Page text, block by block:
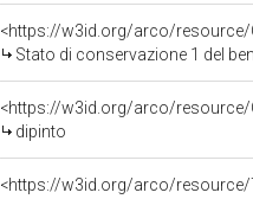
<https://w3id.org/arco/
Stato di conservazione 1 del
<https://w3id.org/arco/resource/
dipinto
<https://w3id.org/arco/